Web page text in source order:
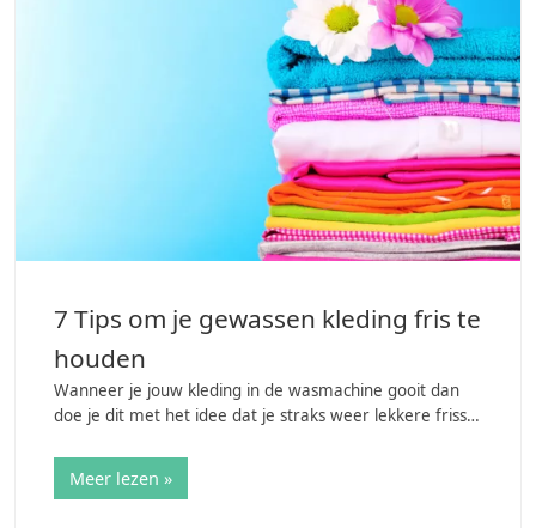
7 Tips om je gewassen kleding fris te
houden
Wanneer je jouw kleding in de wasmachine gooit dan
doe je dit met het idee dat je straks weer lekkere frisse
Meer lezen »